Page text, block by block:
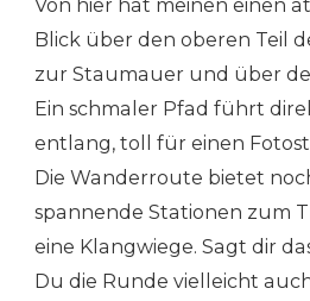
Von hier hat meinen einen
Blick über den oberen Teil
zur Staumauer und über
Ein schmaler Pfad führt
entlang, toll für einen
Die Wanderroute bietet
spannende Stationen zum
eine Klangwiege. Sagt dir
Du die Runde vielleicht